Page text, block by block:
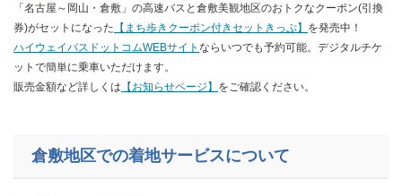
「名古屋～岡山・倉敷」の高速バスと倉敷美観地区のおトクなクーポン(引換
券)がセットになった 【まち歩きクーポン付きセットきっぷ】 を発売中！
ハイウェイバスドットコムWEBサイト ならいつでも予約可能。デジタルチケ
ットで簡単に乗車いただけます。
販売金額など詳しくは 【お知らせページ】 をご確認ください。
倉敷地区での着地サービスについて